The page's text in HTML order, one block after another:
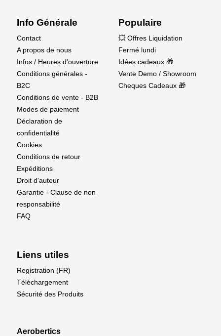
Info Générale
Contact
A propos de nous
Infos / Heures d'ouverture
Conditions générales -
B2C
Conditions de vente - B2B
Modes de paiement
Déclaration de
confidentialité
Cookies
Conditions de retour
Expéditions
Droit d'auteur
Garantie - Clause de non
responsabilité
FAQ
Populaire
💥 Offres Liquidation
Fermé lundi
Idées cadeaux 🎁
Vente Demo / Showroom
Cheques Cadeaux 🎁
Liens utiles
Registration (FR)
Téléchargement
Sécurité des Produits
Aerobertics